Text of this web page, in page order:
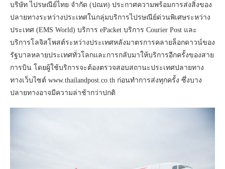
บริษัท ไปรษณีย์ไทย จำกัด (ปณท) ประกาศความพร้อมการส่งสิ่งของ
ปลายทางระหว่างประเทศในกลุ่มบริการไปรษณีย์ด่วนพิเศษระหว่าง
ประเทศ (EMS World) บริการ ePacket บริการ Courier Post และ
บริการโลจิสโพสต์ระหว่างประเทศหลังมาตรการคลายล็อกดาวน์ของ
รัฐบาลหลายประเทศทั่วโลกและการกลับมาให้บริการอีกครั้งของสาย
การบิน โดยผู้ใช้บริการจะต้องตรวจสอบสถานะประเทศปลายทาง
ทางเว็บไซต์ www.thailandpost.co.th ก่อนทำการส่งทุกครั้ง ซึ่งบาง
ปลายทางอาจมีความล่าช้ากว่าปกติ